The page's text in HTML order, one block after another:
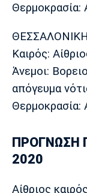
ΘΕΣΣΑΛΟΝΙΚΗ
Καιρός:
Άνεμοι:
απόγευμα
ΠΡΟΓΝΩΣΗ
2020
Αίθριος